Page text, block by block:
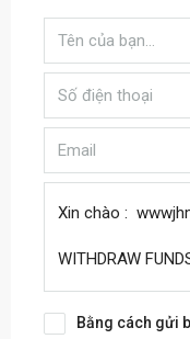
Bằng cách gửi